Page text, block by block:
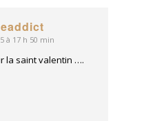
à 17 h 50 min
la saint valentin ….